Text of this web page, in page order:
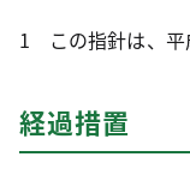
1 この指針は、平
経過措置